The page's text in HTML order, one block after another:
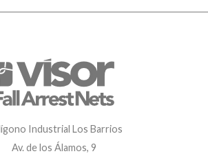
Industrial Los Barrios
Av. de los Álamos, 9